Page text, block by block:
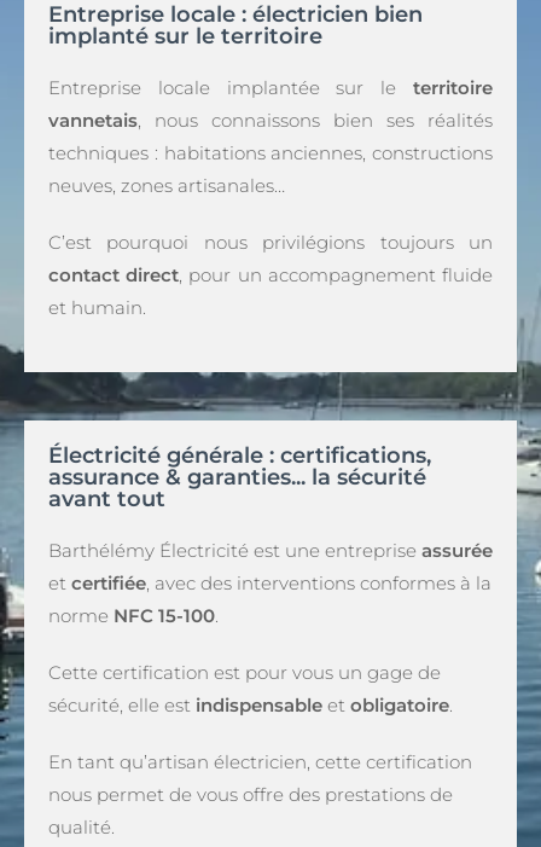
Entreprise locale : électricien bien
implanté sur le territoire
Entreprise locale implantée sur le territoire
vannetais, nous connaissons bien ses réalités
techniques : habitations anciennes, constructions
neuves, zones artisanales…
C’est pourquoi nous privilégions toujours un
contact direct, pour un accompagnement fluide
et humain.
Électricité générale : certifications,
assurance & garanties... la sécurité
avant tout
Barthélémy Électricité est une entreprise assurée
et certifiée, avec des interventions conformes à la
norme NFC 15-100.
Cette certification est pour vous un gage de
sécurité, elle est indispensable et obligatoire.
En tant qu’artisan électricien, cette certification
nous permet de vous offre des prestations de
qualité.